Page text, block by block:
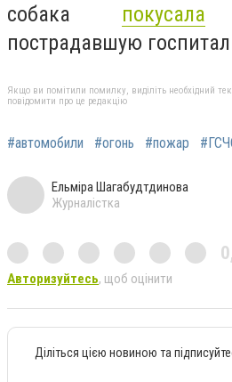
собака покусала
пострадавшую
Якщо ви помітили помилку, виділіть необхідний
повідомити про це редакцію
#автомобили #огонь #пожар
Ельміра Шагабудтдинова
Журналістка
Авторизуйтесь, щоб оцінити
Діліться цією новиною та